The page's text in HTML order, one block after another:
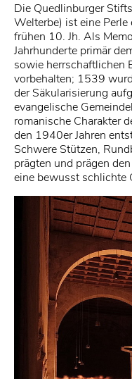
Die Quedlinburger
Welterbe) ist eine
frühen 10. Jh. Als
Jahrhunderte primär
sowie herrschaftlichen
vorbehalten; 1539
der Säkularisierung
evangelische
romanische Charakter
den 1940er Jahren
Schwere Stützen,
prägten und prägen
eine bewusst schlichte